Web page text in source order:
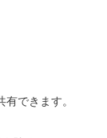
できます。